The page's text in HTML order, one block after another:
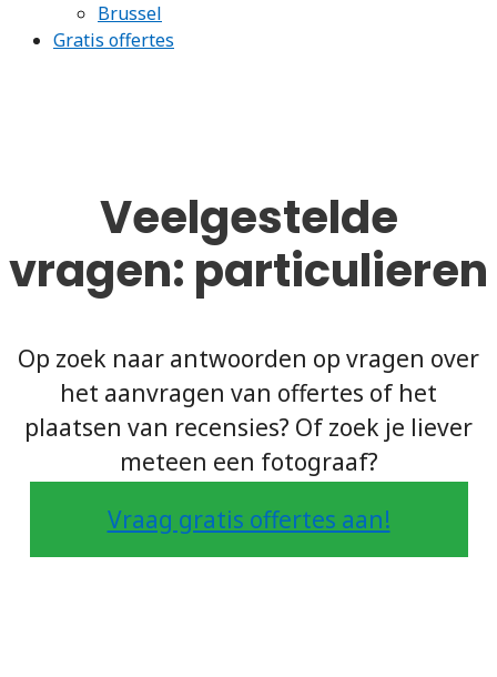
Brussel
Gratis offertes
Veelgestelde
vragen: particulieren
Op zoek naar antwoorden op vragen over
het aanvragen van offertes of het
plaatsen van recensies? Of zoek je liever
meteen een fotograaf?
Vraag gratis offertes aan!